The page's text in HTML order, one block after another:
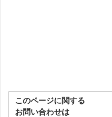
このページに関する
お問い合わせは